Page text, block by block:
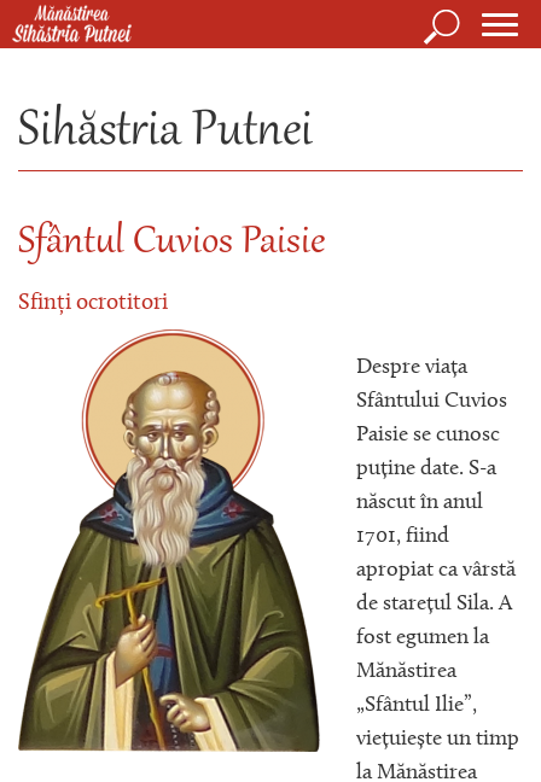
Mergi la conţinutul principal
Căutare
Sihăstria Putnei
Sfântul Cuvios Paisie
Sfinți ocrotitori
Despre viața
Sfântului Cuvios
Paisie se cunosc
puține date. S-a
născut în anul
1701, fiind
apropiat ca vârstă
de starețul Sila. A
fost egumen la
Mănăstirea
„Sfântul Ilie”,
viețuiește un timp
la Mănăstirea